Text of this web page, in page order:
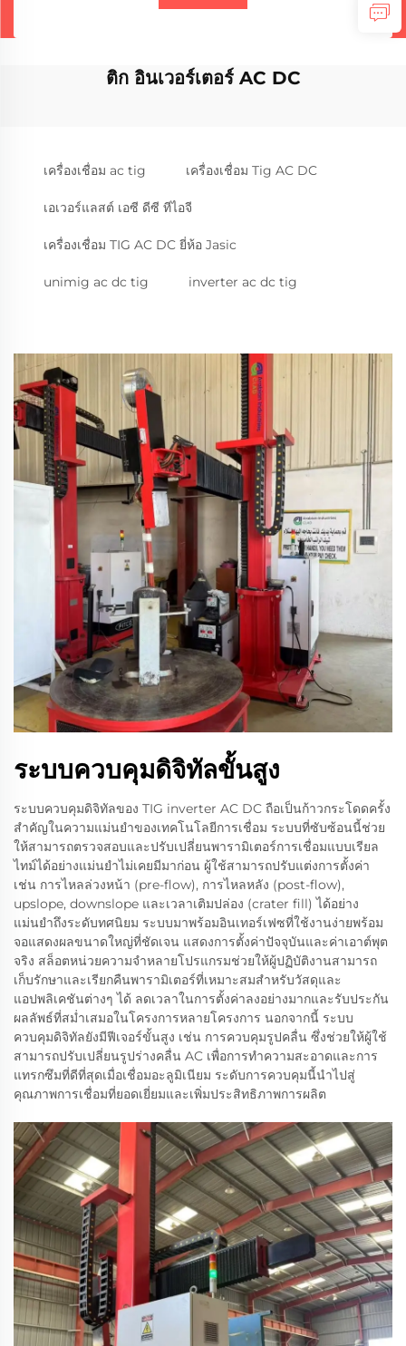
ติก อินเวอร์เตอร์ AC DC
เครื่องเชื่อม ac tig เครื่องเชื่อม Tig AC DC
เอเวอร์แลสต์ เอซี ดีซี ทีไอจี
เครื่องเชื่อม TIG AC DC ยี่ห้อ Jasic
unimig ac dc tig inverter ac dc tig
ระบบควบคุมดิจิทัลขั้นสูง
ระบบควบคุมดิจิทัลของ TIG inverter AC DC ถือเป็นก้าวกระโดดครั้ง
สำคัญในความแม่นยำของเทคโนโลยีการเชื่อม ระบบที่ซับซ้อนนี้ช่วย
ให้สามารถตรวจสอบและปรับเปลี่ยนพารามิเตอร์การเชื่อมแบบเรียล
ไทม์ได้อย่างแม่นยำไม่เคยมีมาก่อน ผู้ใช้สามารถปรับแต่งการตั้งค่า
เช่น การไหลล่วงหน้า (pre-flow), การไหลหลัง (post-flow),
upslope, downslope และเวลาเติมปล่อง (crater fill) ได้อย่าง
แม่นยำถึงระดับทศนิยม ระบบมาพร้อมอินเทอร์เฟซที่ใช้งานง่ายพร้อม
จอแสดงผลขนาดใหญ่ที่ชัดเจน แสดงการตั้งค่าปัจจุบันและค่าเอาต์พุต
จริง สล็อตหน่วยความจำหลายโปรแกรมช่วยให้ผู้ปฏิบัติงานสามารถ
เก็บรักษาและเรียกคืนพารามิเตอร์ที่เหมาะสมสำหรับวัสดุและ
แอปพลิเคชันต่างๆ ได้ ลดเวลาในการตั้งค่าลงอย่างมากและรับประกัน
ผลลัพธ์ที่สม่ำเสมอในโครงการหลายโครงการ นอกจากนี้ ระบบ
ควบคุมดิจิทัลยังมีฟีเจอร์ขั้นสูง เช่น การควบคุมรูปคลื่น ซึ่งช่วยให้ผู้ใช้
สามารถปรับเปลี่ยนรูปร่างคลื่น AC เพื่อการทำความสะอาดและการ
แทรกซึมที่ดีที่สุดเมื่อเชื่อมอะลูมิเนียม ระดับการควบคุมนี้นำไปสู่
คุณภาพการเชื่อมที่ยอดเยี่ยมและเพิ่มประสิทธิภาพการผลิต